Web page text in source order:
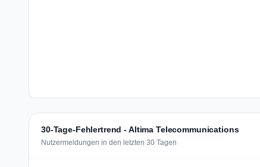
30-Tage-Fehlertrend - Altima Telecommunications
Nutzermeldungen in den letzten 30 Tagen